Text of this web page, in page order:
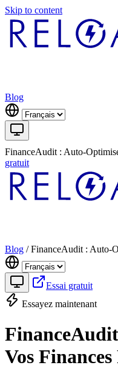
Skip to content
Blog
FinanceAudit : Auto-
gratuit
Blog / FinanceAudit : Auto-
Essai gratuit
Essayez maintenant
Vos